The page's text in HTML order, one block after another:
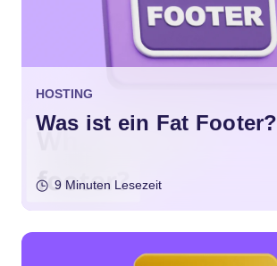
HOSTING
Was ist ein Fat Footer?
9 Minuten Lesezeit